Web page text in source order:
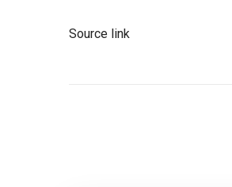
Source link